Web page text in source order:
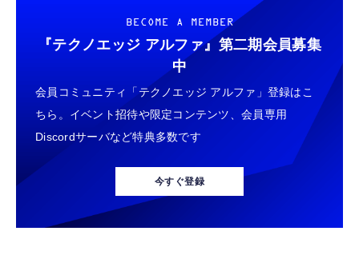
BECOME A MEMBER
『テクノエッジ アルファ』 第二期会員募集
中
会員コミュニティ「テクノエッジ アルファ」登録はこ
ちら。イベント招待や限定コンテンツ、会員専用
Discordサーバなど特典多数です
今すぐ登録